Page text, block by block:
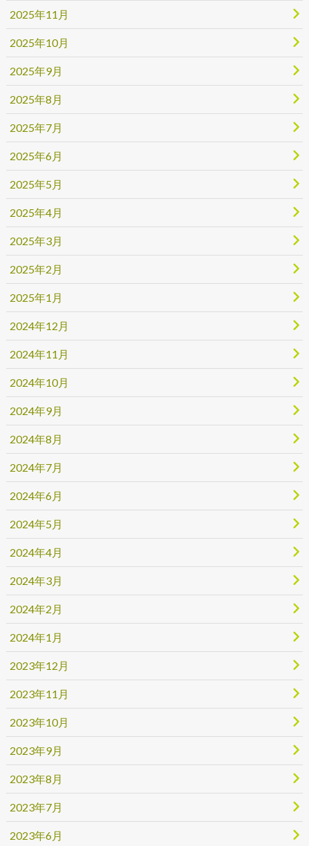
2025年11月
2025年10月
2025年9月
2025年8月
2025年7月
2025年6月
2025年5月
2025年4月
2025年3月
2025年2月
2025年1月
2024年12月
2024年11月
2024年10月
2024年9月
2024年8月
2024年7月
2024年6月
2024年5月
2024年4月
2024年3月
2024年2月
2024年1月
2023年12月
2023年11月
2023年10月
2023年9月
2023年8月
2023年7月
2023年6月